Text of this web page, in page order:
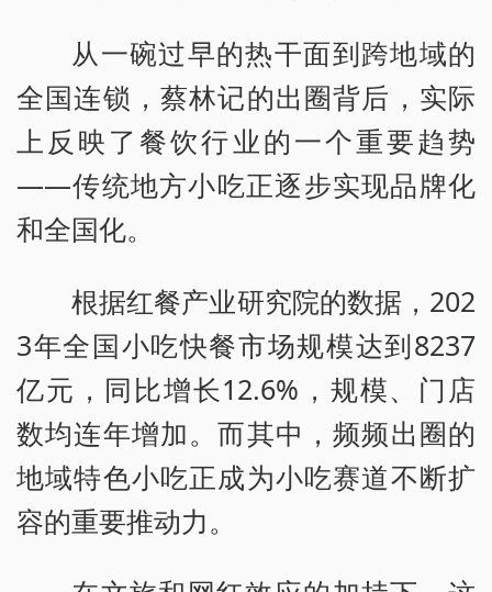
从一碗过早的热干面到跨地域的
全国连锁，蔡林记的出圈背后，实际
上反映了餐饮行业的一个重要趋势
——传统地方小吃正逐步实现品牌化
和全国化。
根据红餐产业研究院的数据，202
3年全国小吃快餐市场规模达到8237
亿元，同比增长12.6%，规模、门店
数均连年增加。而其中，频频出圈的
地域特色小吃正成为小吃赛道不断扩
容的重要推动力。